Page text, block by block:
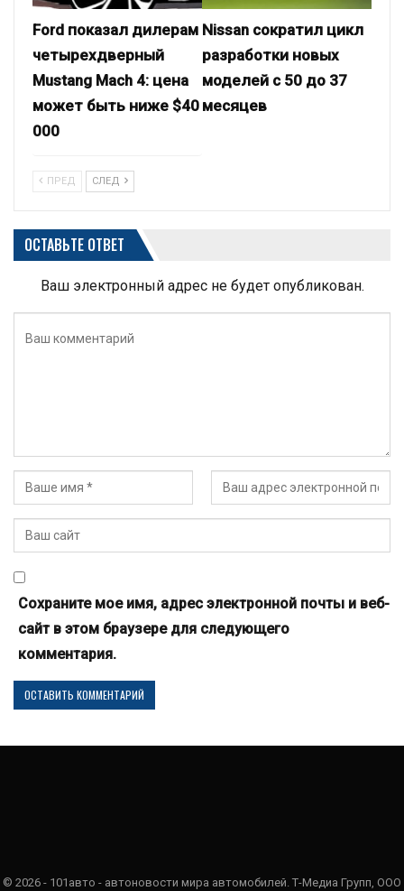
Ford показал дилерам
четырехдверный
Mustang Mach 4: цена
может быть ниже $40
000
Nissan сократил цикл
разработки новых
моделей с 50 до 37
месяцев
ПРЕД СЛЕД
ОСТАВЬТЕ ОТВЕТ
Ваш электронный адрес не будет опубликован.
Сохраните мое имя, адрес электронной почты и веб-
сайт в этом браузере для следующего
комментария.
© 2026 - 101авто - автоновости мира автомобилей. Т-Медиа Групп, ООО